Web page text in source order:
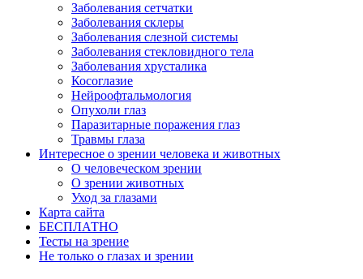
Заболевания сетчатки
Заболевания склеры
Заболевания слезной системы
Заболевания стекловидного тела
Заболевания хрусталика
Косоглазие
Нейроофтальмология
Опухоли глаз
Паразитарные поражения глаз
Травмы глаза
Интересное о зрении человека и животных
О человеческом зрении
О зрении животных
Уход за глазами
Карта сайта
БЕСПЛАТНО
Тесты на зрение
Не только о глазах и зрении